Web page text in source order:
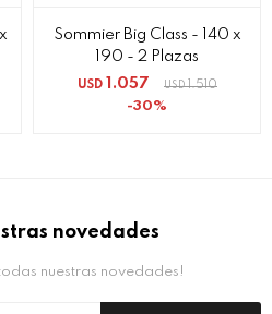
Sommier Big Class - 140 x
190 - 2 Plazas
USD 1.057 USD 1.510
30
novedades
nuestras novedades!